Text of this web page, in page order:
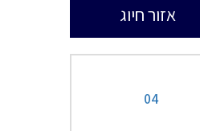
אזור חיוג
04